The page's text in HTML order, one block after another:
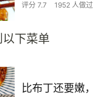
评分 7.7 1952 人做过
下菜单